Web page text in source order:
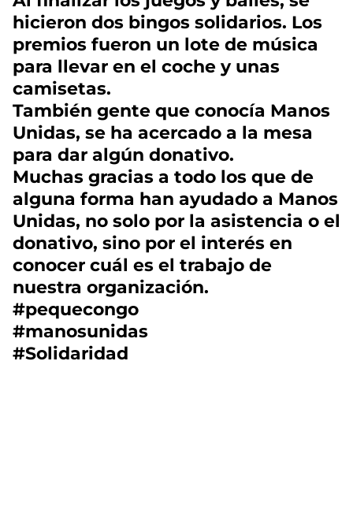
hicieron dos bingos solidarios. Los
premios fueron un lote de música
para llevar en el coche y unas
camisetas.
También gente que conocía Manos
Unidas, se ha acercado a la mesa
para dar algún donativo.
Muchas gracias a todo los que de
alguna forma han ayudado a Manos
Unidas, no solo por la asistencia o el
donativo, sino por el interés en
conocer cuál es el trabajo de
nuestra organización.
#pequecongo
#manosunidas
#Solidaridad